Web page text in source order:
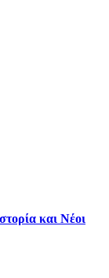
και Νέοι